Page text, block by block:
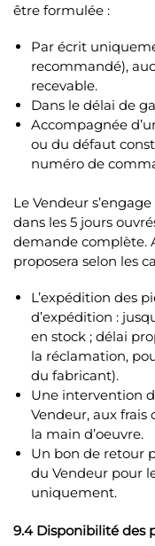
être formulée :
Par écrit
recommandé),
recevable.
Dans le délai de
Accompagnée
ou du défaut
numéro de
Le Vendeur
dans les 5 jours
demande complète.
proposera selon les
L’expédition des
d’expédition :
en stock ; délai
la réclamation,
du fabricant).
Une intervention
Vendeur, aux
la main d’oeuvre.
Un bon de retour
du Vendeur pour
uniquement.
9.4 Disponibilité des